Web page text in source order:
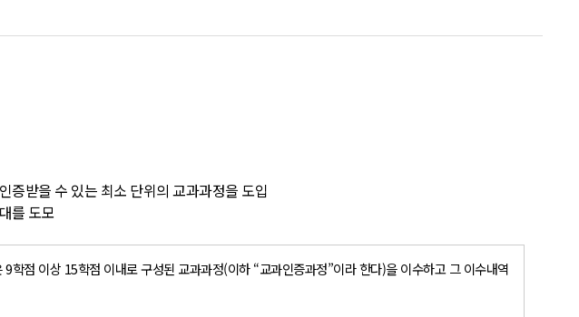
증받을 수 있는 최소 단위의 교과과정을 도입
를 도모
점 이상 15학점 이내로 구성된 교과과정(이하 “교과인증과정”이라 한다)을 이수하고 그 이수내역